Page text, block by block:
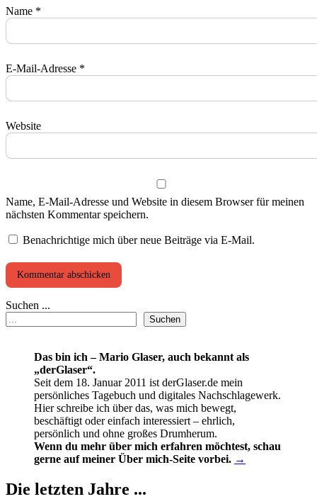
Name *
E-Mail-Adresse *
Website
Name, E-Mail-Adresse und Website in diesem Browser für meinen
nächsten Kommentar speichern.
Benachrichtige mich über neue Beiträge via E-Mail.
Suchen ...
Suchen
Das bin ich – Mario Glaser, auch bekannt als
„derGlaser“.
Seit dem 18. Januar 2011 ist derGlaser.de mein
persönliches Tagebuch und digitales Nachschlagewerk.
Hier schreibe ich über das, was mich bewegt,
beschäftigt oder einfach interessiert – ehrlich,
persönlich und ohne großes Drumherum.
Wenn du mehr über mich erfahren möchtest, schau
gerne auf meiner Über mich-Seite vorbei. →
Die letzten Jahre ...